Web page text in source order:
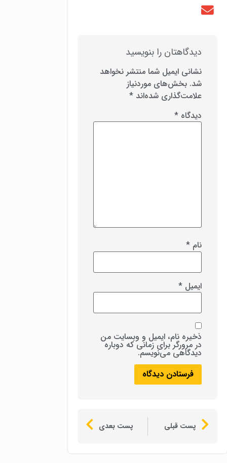
دیدگاهتان را بنویسید
نشانی ایمیل شما منتشر نخواهد
شد. بخش‌های موردنیاز
علامت‌گذاری شده‌اند *
دیدگاه *
نام *
ایمیل *
ذخیره نام، ایمیل و وبسایت من
در مرورگر برای زمانی که دوباره
دیدگاهی می‌نویسم.
پست قبلی پست بعدی